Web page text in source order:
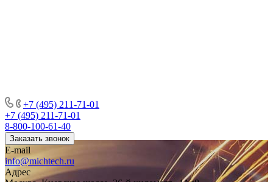
+7 (495) 211-71-01
+7 (495) 211-71-01
8-800-100-61-40
Заказать звонок
E-mail
info@michtech.ru
Адрес